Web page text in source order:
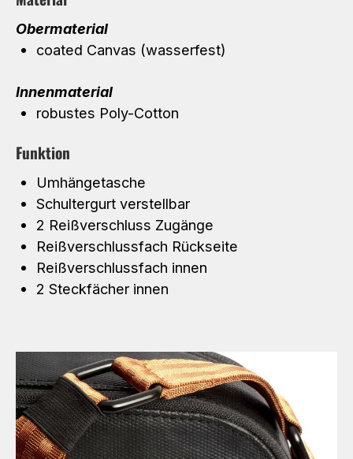
Obermaterial
coated Canvas (wasserfest)
Innenmaterial
robustes Poly-Cotton
Funktion
Umhängetasche
Schultergurt verstellbar
2 Reißverschluss Zugänge
Reißverschlussfach Rückseite
Reißverschlussfach innen
2 Steckfächer innen